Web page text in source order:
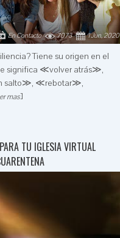
1 Jun, 2020
7073
En Contacto
Tiene su origen en el
significa ≪volver atrás≫,
salto≫, ≪rebotar≫,
mas]
TU IGLESIA VIRTUAL